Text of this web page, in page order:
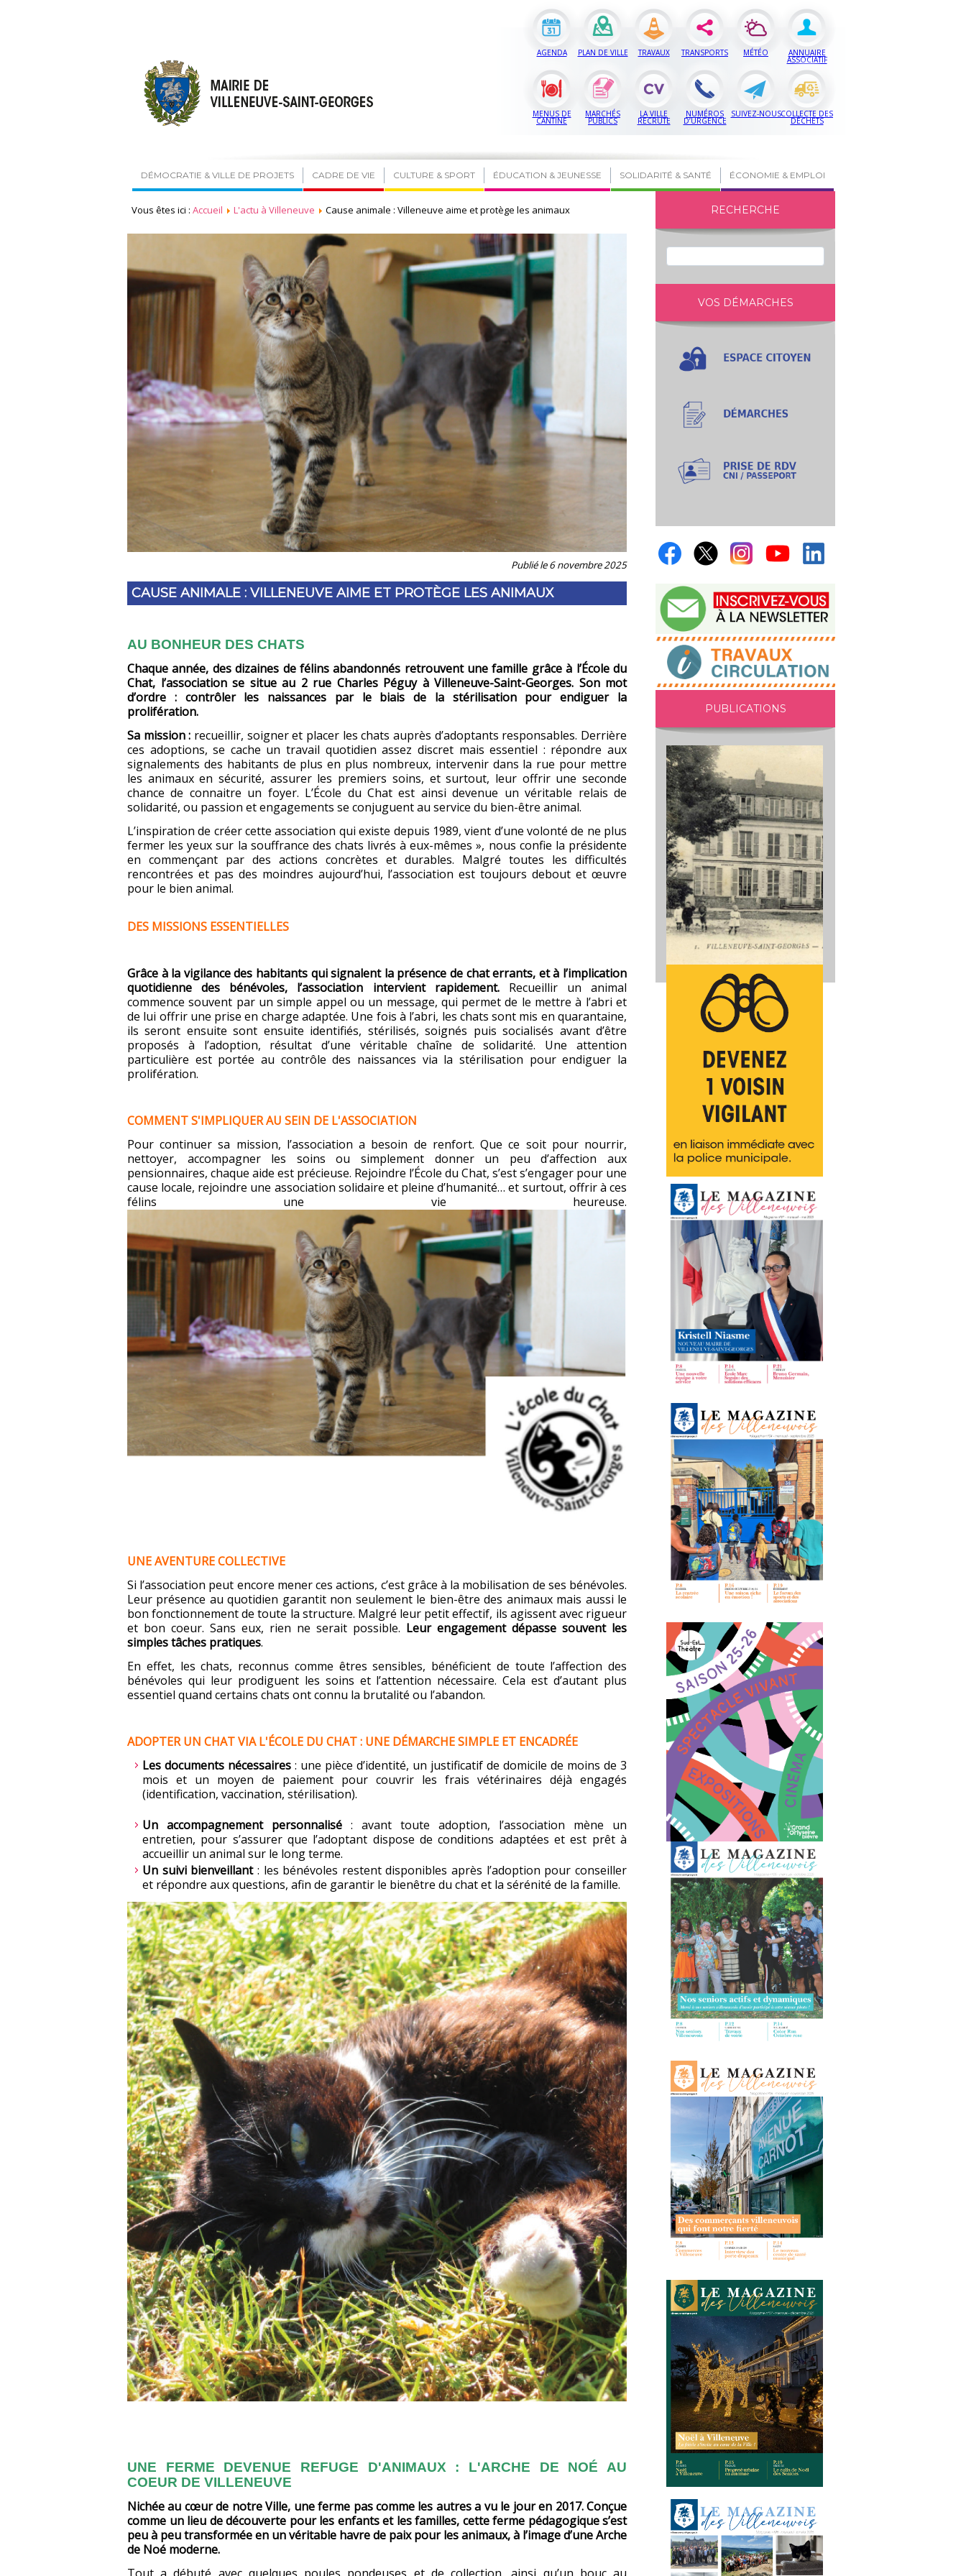
AGENDA PLAN DE VILLE TRAVAUX TRANSPORTS MÉTÉO ANNUAIRE
ASSOCIATIF
MENUS DE
CANTINE
MARCHÉS
PUBLICS
LA VILLE
RECRUTE
NUMÉROS
D’URGENCE
SUIVEZ-NOUSCOLLECTE DES
DÉCHETS
DÉMOCRATIE & VILLE DE PROJETS CADRE DE VIE CULTURE & SPORT ÉDUCATION & JEUNESSE SOLIDARITÉ & SANTÉ ÉCONOMIE & EMPLOI
Vous êtes ici : Accueil L'actu à Villeneuve Cause animale : Villeneuve aime et protège les animaux
Publié le 6 novembre 2025
CAUSE ANIMALE : VILLENEUVE AIME ET PROTÈGE LES ANIMAUX
AU BONHEUR DES CHATS
Chaque année, des dizaines de félins abandonnés retrouvent une famille grâce à l’École du
Chat, l’association se situe au 2 rue Charles Péguy à Villeneuve-Saint-Georges. Son mot
d’ordre : contrôler les naissances par le biais de la stérilisation pour endiguer la
prolifération.
Sa mission : recueillir, soigner et placer les chats auprès d’adoptants responsables. Derrière
ces adoptions, se cache un travail quotidien assez discret mais essentiel : répondre aux
signalements des habitants de plus en plus nombreux, intervenir dans la rue pour mettre
les animaux en sécurité, assurer les premiers soins, et surtout, leur offrir une seconde
chance de connaitre un foyer. L’École du Chat est ainsi devenue un véritable relais de
solidarité, ou passion et engagements se conjuguent au service du bien-être animal.
L’inspiration de créer cette association qui existe depuis 1989, vient d’une volonté de ne plus
fermer les yeux sur la souffrance des chats livrés à eux-mêmes », nous confie la présidente
en commençant par des actions concrètes et durables. Malgré toutes les difficultés
rencontrées et pas des moindres aujourd’hui, l’association est toujours debout et œuvre
pour le bien animal.
DES MISSIONS ESSENTIELLES
Grâce à la vigilance des habitants qui signalent la présence de chat errants, et à l’implication
quotidienne des bénévoles, l’association intervient rapidement.Recueillir un animal
commence souvent par un simple appel ou un message, qui permet de le mettre à l’abri et
de lui offrir une prise en charge adaptée. Une fois à l’abri, les chats sont mis en quarantaine,
ils seront ensuite sont ensuite identifiés, stérilisés, soignés puis socialisés avant d’être
proposés à l’adoption, résultat d’une véritable chaîne de solidarité. Une attention
particulière est portée au contrôle des naissances via la stérilisation pour endiguer la
prolifération.
COMMENT S'IMPLIQUER AU SEIN DE L'ASSOCIATION
Pour continuer sa mission, l’association a besoin de renfort. Que ce soit pour nourrir,
nettoyer, accompagner les soins ou simplement donner un peu d’affection aux
pensionnaires, chaque aide est précieuse. Rejoindre l’École du Chat, s’est s’engager pour une
cause locale, rejoindre une association solidaire et pleine d’humanité… et surtout, offrir à ces
félins une vie heureuse.
UNE AVENTURE COLLECTIVE
Si l’association peut encore mener ces actions, c’est grâce à la mobilisation de ses bénévoles.
Leur présence au quotidien garantit non seulement le bien-être des animaux mais aussi le
bon fonctionnement de toute la structure. Malgré leur petit effectif, ils agissent avec rigueur
et bon coeur. Sans eux, rien ne serait possible. Leur engagement dépasse souvent les
simples tâches pratiques.
En effet, les chats, reconnus comme êtres sensibles, bénéficient de toute l’affection des
bénévoles qui leur prodiguent les soins et l’attention nécessaire. Cela est d’autant plus
essentiel quand certains chats ont connu la brutalité ou l’abandon.
ADOPTER UN CHAT VIA L'ÉCOLE DU CHAT : UNE DÉMARCHE SIMPLE ET ENCADRÉE
Les documents nécessaires : une pièce d’identité, un justificatif de domicile de moins de 3
mois et un moyen de paiement pour couvrir les frais vétérinaires déjà engagés
(identification, vaccination, stérilisation).
Un accompagnement personnalisé : avant toute adoption, l’association mène un
entretien, pour s’assurer que l’adoptant dispose de conditions adaptées et est prêt à
accueillir un animal sur le long terme.
Un suivi bienveillant: les bénévoles restent disponibles après l’adoption pour conseiller
et répondre aux questions, afin de garantir le bienêtre du chat et la sérénité de la famille.
UNE FERME DEVENUE REFUGE D'ANIMAUX : L'ARCHE DE NOÉ AU
COEUR DE VILLENEUVE
Nichée au cœur de notre Ville, une ferme pas comme les autres a vu le jour en 2017. Conçue
comme un lieu de découverte pour les enfants et les familles, cette ferme pédagogique s’est
peu à peu transformée en un véritable havre de paix pour les animaux, à l’image d’une Arche
de Noé moderne.
RECHERCHE
VOS DÉMARCHES
PUBLICATIONS